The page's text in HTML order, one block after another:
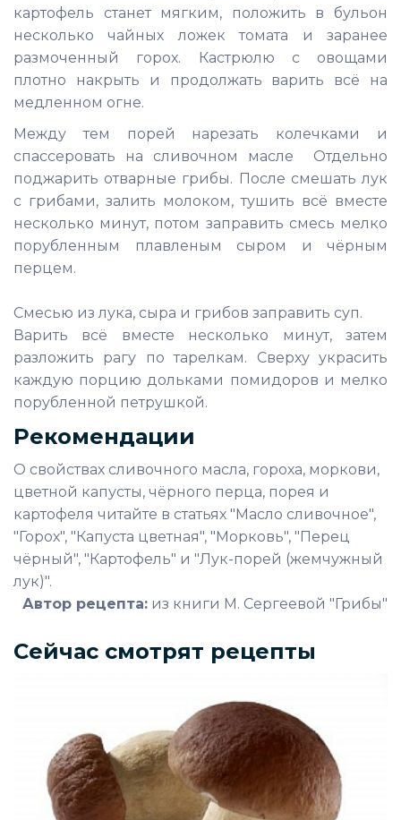
картофель станет мягким, положить в бульон
несколько чайных ложек томата и заранее
размоченный горох. Кастрюлю с овощами
плотно накрыть и продолжать варить всё на
медленном огне.
Между тем порей нарезать колечками и
спассеровать на сливочном масле Отдельно
поджарить отварные грибы. После смешать лук
с грибами, залить молоком, тушить всё вместе
несколько минут, потом заправить смесь мелко
порубленным плавленым сыром и чёрным
перцем.
Смесью из лука, сыра и грибов заправить суп.
Варить всё вместе несколько минут, затем
разложить рагу по тарелкам. Сверху украсить
каждую порцию дольками помидоров и мелко
порубленной петрушкой.
Рекомендации
О свойствах сливочного масла, гороха, моркови,
цветной капусты, чёрного перца, порея и
картофеля читайте в статьях "Масло сливочное",
"Горох", "Капуста цветная", "Морковь", "Перец
чёрный", "Картофель" и "Лук-порей (жемчужный
лук)".
Автор рецепта: из книги М. Сергеевой "Грибы"
Сейчас смотрят рецепты